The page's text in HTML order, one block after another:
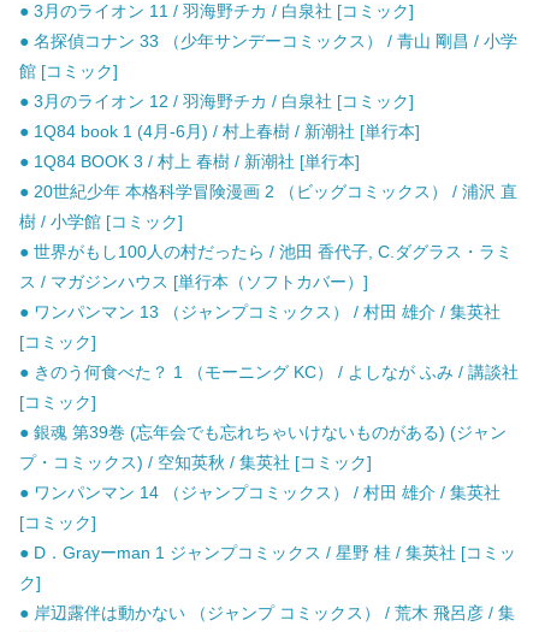
● 3月のライオン 11 / 羽海野チカ / 白泉社 [コミック]
● 名探偵コナン 33 （少年サンデーコミックス） / 青山 剛昌 / 小学
館 [コミック]
● 3月のライオン 12 / 羽海野チカ / 白泉社 [コミック]
● 1Q84 book 1 (4月-6月) / 村上春樹 / 新潮社 [単行本]
● 1Q84 BOOK 3 / 村上 春樹 / 新潮社 [単行本]
● 20世紀少年 本格科学冒険漫画 2 （ビッグコミックス） / 浦沢 直
樹 / 小学館 [コミック]
● 世界がもし100人の村だったら / 池田 香代子, C.ダグラス・ラミ
ス / マガジンハウス [単行本（ソフトカバー）]
● ワンパンマン 13 （ジャンプコミックス） / 村田 雄介 / 集英社
[コミック]
● きのう何食べた？ 1 （モーニング KC） / よしなが ふみ / 講談社
[コミック]
● 銀魂 第39巻 (忘年会でも忘れちゃいけないものがある) (ジャン
プ・コミックス) / 空知英秋 / 集英社 [コミック]
● ワンパンマン 14 （ジャンプコミックス） / 村田 雄介 / 集英社
[コミック]
● D．Grayーman 1 ジャンプコミックス / 星野 桂 / 集英社 [コミッ
ク]
● 岸辺露伴は動かない （ジャンプ コミックス） / 荒木 飛呂彦 / 集